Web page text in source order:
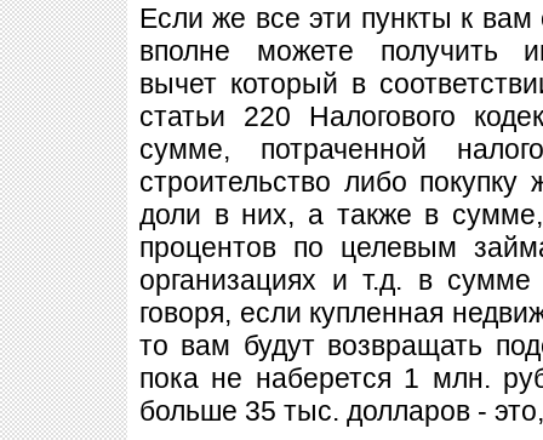
Если же все эти пункты к
вполне можете получить
вычет который в
статьи 220 Налогового
сумме, потраченной
строительство либо
доли в них, а также в
процентов по целевым
организациях и т.д. в
говоря, если купленная
то вам будут возвращать
пока не наберется 1 млн.
больше 35 тыс. долларов -